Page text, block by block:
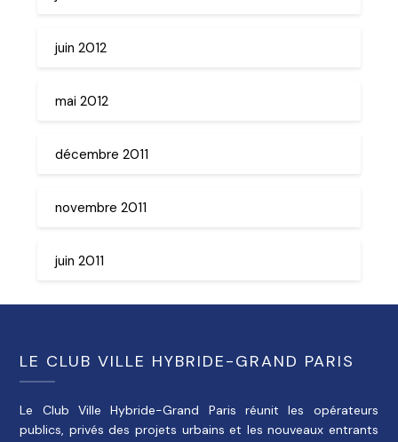
juin 2012
mai 2012
décembre 2011
novembre 2011
juin 2011
LE CLUB VILLE HYBRIDE-GRAND PARIS
Le Club Ville Hybride-Grand Paris réunit les opérateurs
publics, privés des projets urbains et les nouveaux entrants